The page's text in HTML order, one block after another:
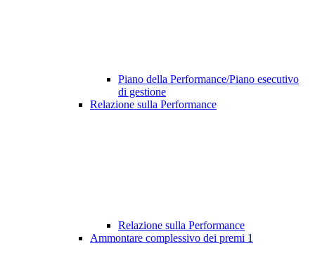
Piano della Performance/Piano esecutivo
di gestione
Relazione sulla Performance
Relazione sulla Performance
Ammontare complessivo dei premi 1